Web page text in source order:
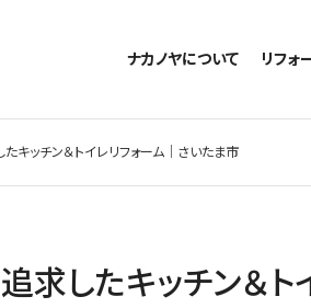
ナカノヤについて リフォ
お風
洗面
水
キッチン＆トイレリフォーム｜さいたま市
求したキッチン＆ト